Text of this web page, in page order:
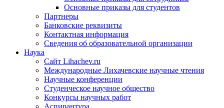
Основные приказы для студентов
Партнеры
Банковские реквизиты
Контактная информация
Сведения об образовательной организации
Наука
Сайт Lihachev.ru
Международные Лихачевские научные чтения
Научные конференции
Студенческое научное общество
Конкурсы научных работ
Аспирантура